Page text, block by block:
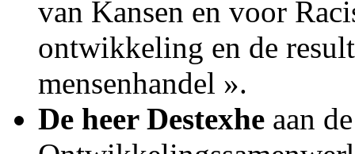
van Kansen en voor
ontwikkeling en de
mensenhandel ».
De heer Destexhe aan